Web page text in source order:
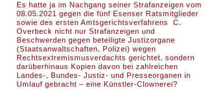
Es hatte ja im Nachgang seiner Strafanzeigen vom
08.05.2021 gegen die fünf Esenser Ratsmitglieder
sowie des ersten Amtsgerichtsverfahrens C.
Overbeck nicht nur Strafanzeigen und
Beschwerden gegen beteiligte Justizorgane
(Staatsanwaltschaften, Polizei) wegen
Rechtsextremismusverdachts gerichtet, sondern
darüberhinaus Kopien davon bei zahlreichen
Landes-, Bundes- Justiz- und Presseorganen in
Umlauf gebracht – eine Künstler-Clownerei?